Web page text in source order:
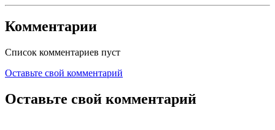
Комментарии
Список комментариев пуст
Оставьте свой комментарий
Оставьте свой комментарий